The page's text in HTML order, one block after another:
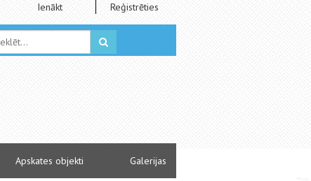
Ienākt Reģistrēties
Apskates objekti Galerijas